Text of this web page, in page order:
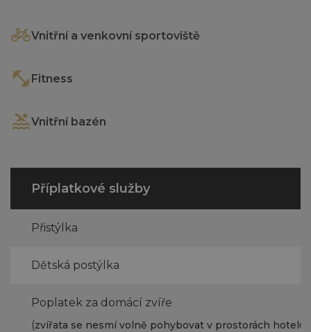
Vnitřní a venkovní sportoviště
Fitness
Vnitřní bazén
Příplatkové služby
Přistýlka
Dětská postýlka
Poplatek za domácí zvíře
(zvířata se nesmí volně pohybovat v prostorách hotelu